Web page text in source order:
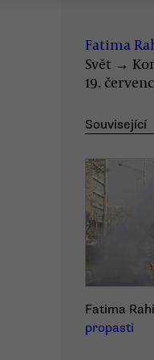
Fatima
Svět →
19.
Související
Fatima
propasti